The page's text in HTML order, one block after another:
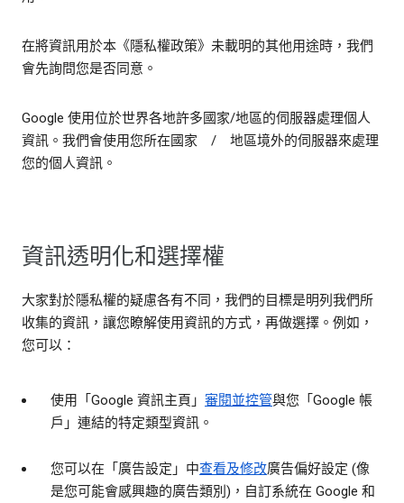
在將資訊用於本《隱私權政策》未載明的其他用途時，我們
會先詢問您是否同意。
Google 使用位於世界各地許多國家/地區的伺服器處理個人
資訊。我們會使用您所在國家 / 地區境外的伺服器來處理
您的個人資訊。
資訊透明化和選擇權
大家對於隱私權的疑慮各有不同，我們的目標是明列我們所
收集的資訊，讓您瞭解使用資訊的方式，再做選擇。例如，
您可以：
使用「Google 資訊主頁」 審閱並控管與您「Google 帳
戶」連結的特定類型資訊。
您可以在「廣告設定」中查看及修改廣告偏好設定 (像
是您可能會感興趣的廣告類別)，自訂系統在 Google 和